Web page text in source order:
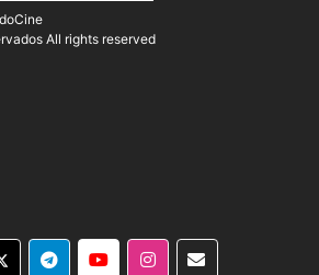
All rights reserved